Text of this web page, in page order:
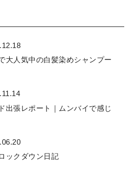
大人気中の白髪染めシャンプー
出張レポート｜ムンバイで感じ
ックダウン日記